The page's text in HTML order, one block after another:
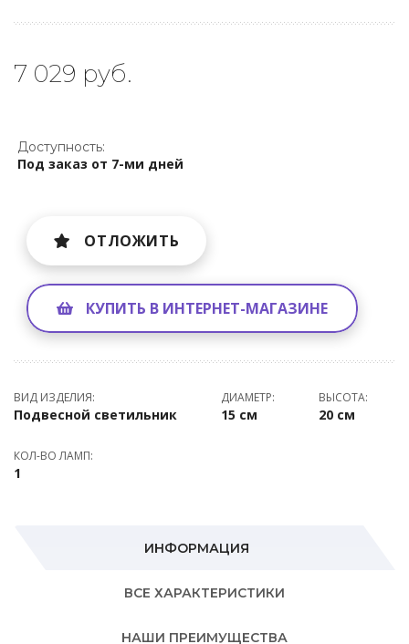
7 029 руб.
Доступность:
Под заказ от 7-ми дней
ОТЛОЖИТЬ
КУПИТЬ В ИНТЕРНЕТ-МАГАЗИНЕ
ВИД ИЗДЕЛИЯ:
Подвесной светильник
ДИАМЕТР:
15 см
ВЫСОТА:
20 см
КОЛ-ВО ЛАМП:
1
ИНФОРМАЦИЯ
ВСЕ ХАРАКТЕРИСТИКИ
НАШИ ПРЕИМУЩЕСТВА